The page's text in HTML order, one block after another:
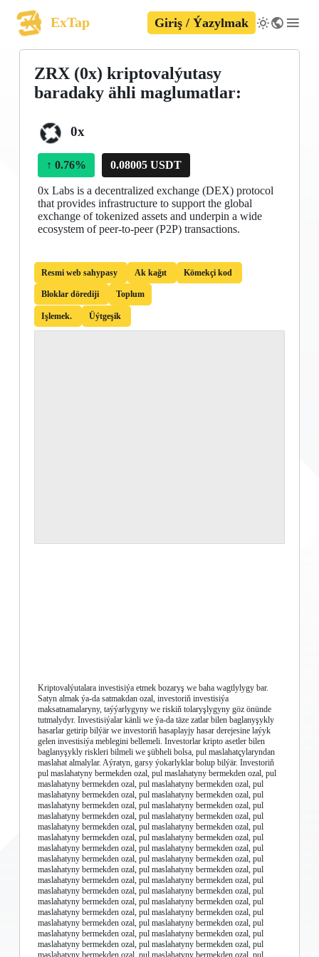
ExTap Giriş / Ýazylmak
ZRX (0x) kriptovalýutasy
baradaky ähli maglumatlar:
0x
↑ 0.76% 0.08005 USDT
0x Labs is a decentralized exchange (DEX) protocol
that provides infrastructure to support the global
exchange of tokenized assets and underpin a wide
ecosystem of peer-to-peer (P2P) transactions.
Resmi web sahypasy Ak kağıt Kömekçi kod
Bloklar dörediji Toplum
Işlemek. Üýtgeşik
Kriptovalýutalara investisiýa etmek bozaryş we baha wagtlylygy bar.
Satyn almak ýa-da satmakdan ozal, investoriň investisiýa
maksatnamalaryny, taýýarlygyny we riskiň tolaryşlygyny göz önünde
tutmalydyr. Investisiýalar känli we ýa-da täze zatlar bilen baglanyşykly
hasarlar getirip bilýär we investoriň hasaplayjy hasar derejesine laýyk
gelen investisiýa meblegini bellemeli. Investorlar kripto asetler bilen
baglanyşykly riskleri bilmeli we şübheli bolsa, pul maslahatçylaryndan
maslahat almalylar. Aýratyn, garsy ýokarlyklar bolup bilýär. Investoriň
pul maslahatyny bermekden ozal, pul maslahatyny bermekden ozal, pul
maslahatyny bermekden ozal, pul maslahatyny bermekden ozal, pul
maslahatyny bermekden ozal, pul maslahatyny bermekden ozal, pul
maslahatyny bermekden ozal, pul maslahatyny bermekden ozal, pul
maslahatyny bermekden ozal, pul maslahatyny bermekden ozal, pul
maslahatyny bermekden ozal, pul maslahatyny bermekden ozal, pul
maslahatyny bermekden ozal, pul maslahatyny bermekden ozal, pul
maslahatyny bermekden ozal, pul maslahatyny bermekden ozal, pul
maslahatyny bermekden ozal, pul maslahatyny bermekden ozal, pul
maslahatyny bermekden ozal, pul maslahatyny bermekden ozal, pul
maslahatyny bermekden ozal, pul maslahatyny bermekden ozal, pul
maslahatyny bermekden ozal, pul maslahatyny bermekden ozal, pul
maslahatyny bermekden ozal, pul maslahatyny bermekden ozal, pul
maslahatyny bermekden ozal, pul maslahatyny bermekden ozal, pul
maslahatyny bermekden ozal, pul maslahatyny bermekden ozal, pul
maslahatyny bermekden ozal, pul maslahatyny bermekden ozal, pul
maslahatyny bermekden ozal, pul maslahatyny bermekden ozal, pul
maslahatyny bermekden ozal, pul maslahatyny bermekden ozal, pul